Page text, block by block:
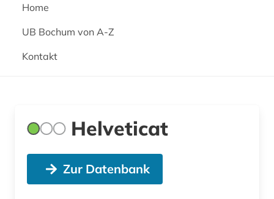
Home
UB Bochum von A-Z
Kontakt
Helveticat
Zur Datenbank